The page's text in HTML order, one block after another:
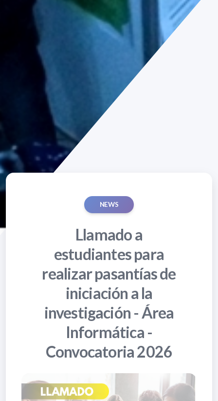
NEWS
Llamado a
estudiantes para
realizar pasantías de
iniciación a la
investigación - Área
Informática -
Convocatoria 2026